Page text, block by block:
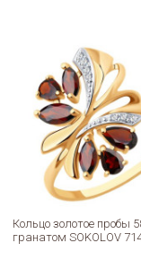
Кольцо золотое пробы
гранатом SOKOLOV